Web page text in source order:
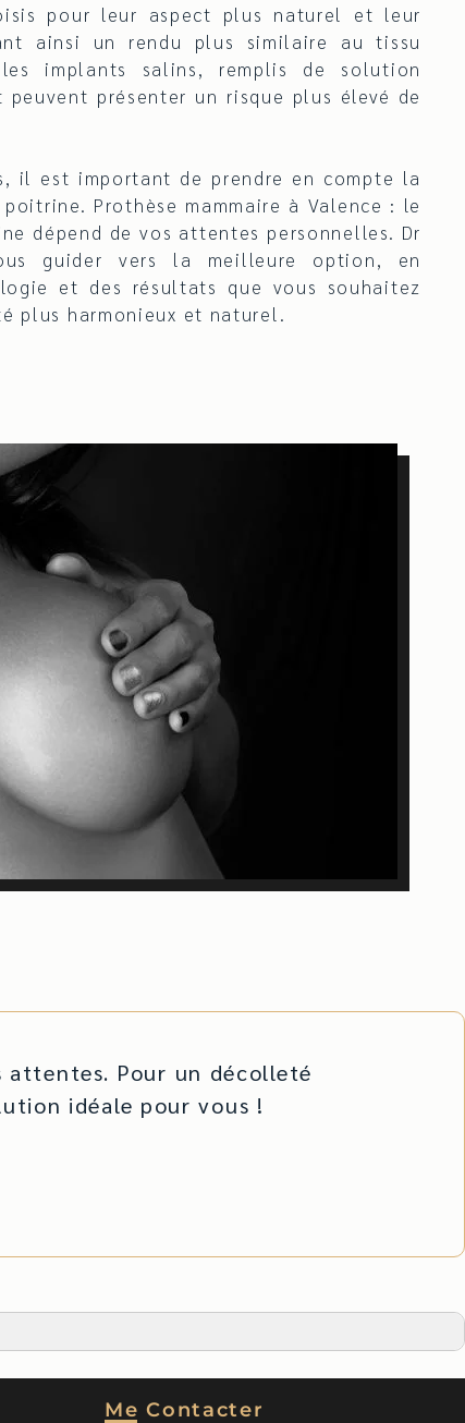
pour leur aspect plus naturel et leur
ainsi un rendu plus similaire au tissu
les implants salins, remplis de solution
présenter un risque plus élevé de
il est important de prendre en compte la
Prothèse mammaire à Valence : le
dépend de vos attentes personnelles. Dr
guider vers la meilleure option, en
et des résultats que vous souhaitez
plus harmonieux et naturel.
attentes. Pour un décolleté
idéale pour vous !
Me Contacter